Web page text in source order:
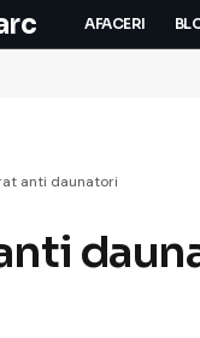
AFACERI
anti daunatori